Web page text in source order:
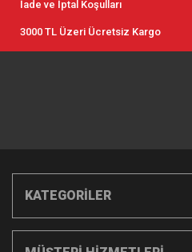
İade ve İptal Koşulları
3000 TL Üzeri Ücretsiz Kargo
KATEGORİLER